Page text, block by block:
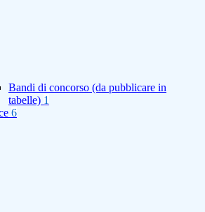
Bandi di concorso (da pubblicare in
tabelle) 1
6